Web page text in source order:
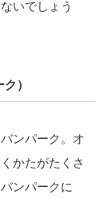
いでしょう
）
ンパーク。オ
かたがたくさ
ンパークに